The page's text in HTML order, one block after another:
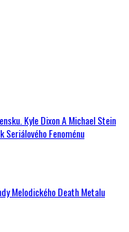
Kyle Dixon A Michael Stein
Fenoménu
Melodického Death Metalu